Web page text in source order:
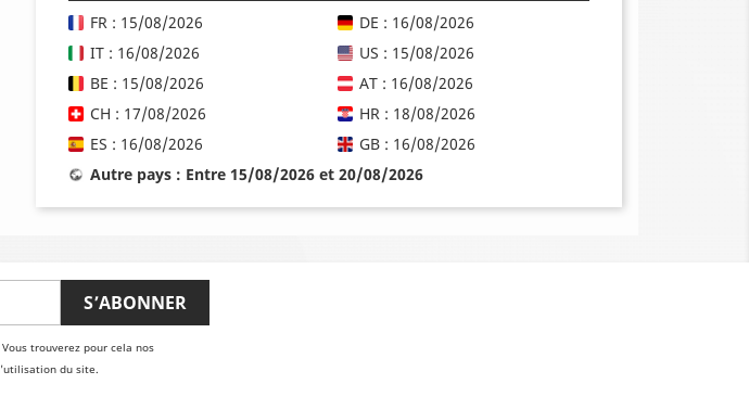
FR : 15/08/2026
DE : 16/08/2026
IT : 16/08/2026
US : 15/08/2026
BE : 15/08/2026
AT : 16/08/2026
CH : 17/08/2026
HR : 18/08/2026
ES : 16/08/2026
GB : 16/08/2026
Autre pays : Entre 15/08/2026 et 20/08/2026
trouverez pour cela nos
du site.